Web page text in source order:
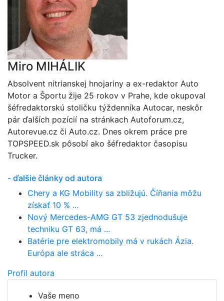
Miro MIHÁLIK
Absolvent nitrianskej hnojariny a ex-redaktor Auto
Motor a Športu žije 25 rokov v Prahe, kde okupoval
šéfredaktorskú stoličku týždenníka Autocar, neskôr
pár ďalších pozícií na stránkach Autoforum.cz,
Autorevue.cz či Auto.cz. Dnes okrem práce pre
TOPSPEED.sk pôsobí ako šéfredaktor časopisu
Trucker.
- ďalšie články od autora
Chery a KG Mobility sa zbližujú. Číňania môžu
získať 10 % ...
Nový Mercedes-AMG GT 53 zjednodušuje
techniku GT 63, má ...
Batérie pre elektromobily má v rukách Ázia.
Európa ale stráca ...
Profil autora
Vaše meno